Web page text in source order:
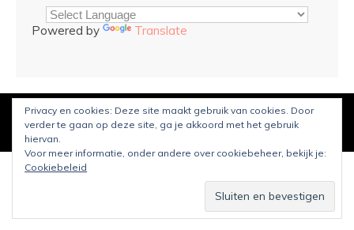
Powered by Translate
© CopyrightSarah and Beauty2023. Mogelijk gemaakt door
WordPress.Ontworpen door Bluchic
Privacy en cookies: Deze site maakt gebruik van cookies. Door
verder te gaan op deze site, ga je akkoord met het gebruik
hiervan.
Voor meer informatie, onder andere over cookiebeheer, bekijk je:
Cookiebeleid